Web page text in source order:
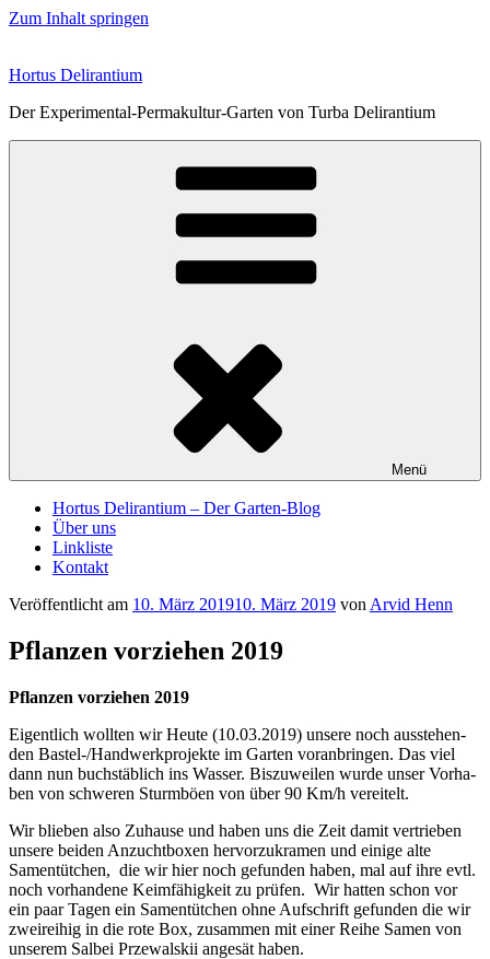
Zum Inhalt springen
Hortus Delirantium
Der Experimental-Permakultur-Garten von Turba Delirantium
Menü
Hortus Delirantium – Der Garten-Blog
Über uns
Linkliste
Kontakt
Veröffentlicht am 10. März 201910. März 2019 von Arvid Henn
Pflanzen vorziehen 2019
Pflan­zen vor­zie­hen 2019
Eigent­lich woll­ten wir Heu­te (10.03.2019) unse­re noch aus­ste­hen­
den Bas­tel-/Hand­werk­pro­jek­te im Gar­ten vor­an­brin­gen. Das viel
dann nun buch­stäb­lich ins Was­ser. Bis­zu­wei­len wur­de unser Vor­ha­
ben von schwe­ren Sturm­bö­en von über 90 Km/h vereitelt.
Wir blie­ben also Zuhau­se und haben uns die Zeit damit ver­trie­ben
unse­re bei­den Anzucht­bo­xen her­vor­zu­kra­men und eini­ge alte
Samen­tüt­chen, die wir hier noch gefun­den haben, mal auf ihre evtl.
noch vor­han­de­ne Keim­fä­hig­keit zu prü­fen. Wir hat­ten schon vor
ein paar Tagen ein Samen­tüt­chen ohne Auf­schrift gefun­den die wir
zwei­rei­hig in die rote Box, zusam­men mit einer Rei­he Samen von
unse­rem Sal­bei Prze­wals­kii ange­sät haben.